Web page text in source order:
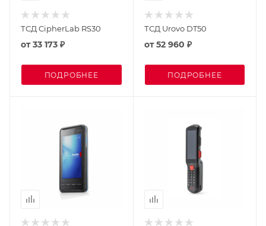
ТСД CipherLab RS30
от33 173 ₽
ПОДРОБНЕЕ
ТСД Urovo DT50
от52 960 ₽
ПОДРОБНЕЕ